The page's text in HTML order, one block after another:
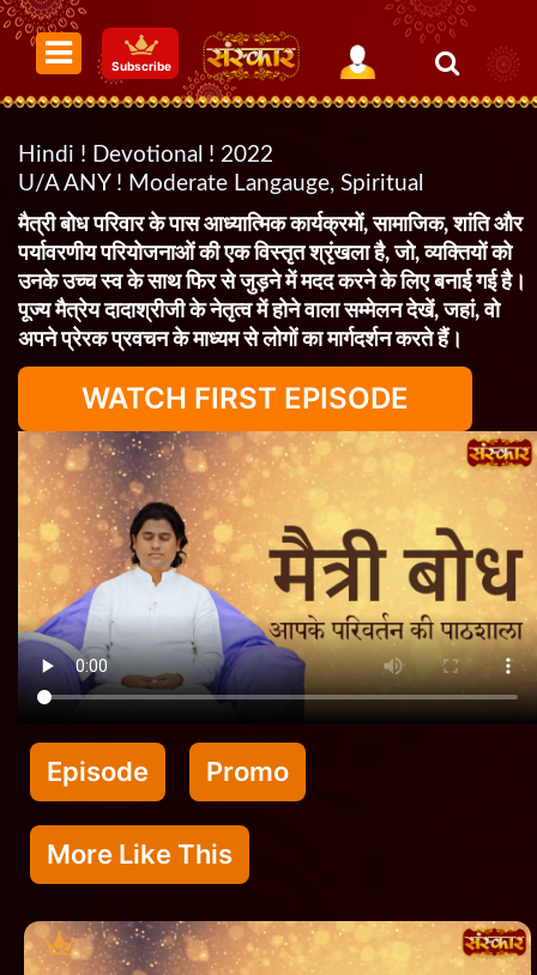
Subscribe
Hindi ! Devotional ! 2022
U/A ANY ! Moderate Langauge, Spiritual
मैत्री बोध परिवार के पास आध्यात्मिक कार्यक्रमों, सामाजिक, शांति और
पर्यावरणीय परियोजनाओं की एक विस्तृत श्रृंखला है, जो, व्यक्तियों को
उनके उच्च स्व के साथ फिर से जुड़ने में मदद करने के लिए बनाई गई है।
पूज्य मैत्रेय दादाश्रीजी के नेतृत्व में होने वाला सम्मेलन देखें, जहां, वो
अपने प्रेरक प्रवचन के माध्यम से लोगों का मार्गदर्शन करते हैं।
WATCH FIRST EPISODE
Episode Promo
More Like This